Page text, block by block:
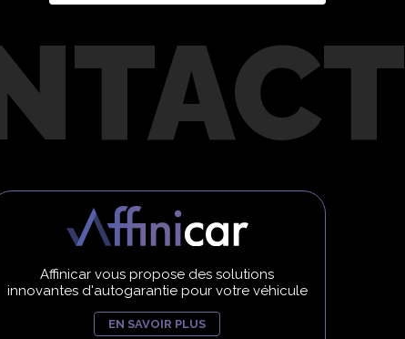
Affinicar vous propose des solutions
innovantes d'autogarantie pour votre véhicule
EN SAVOIR PLUS